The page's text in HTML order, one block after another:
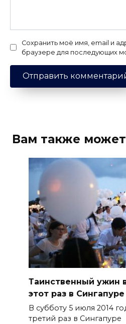
Сохранить моё имя, email и
браузере для последующих
Вам также
Таинственный ужин
этот раз в Сингапуре
В субботу 5 июля 2014
третий раз в Сингапуре